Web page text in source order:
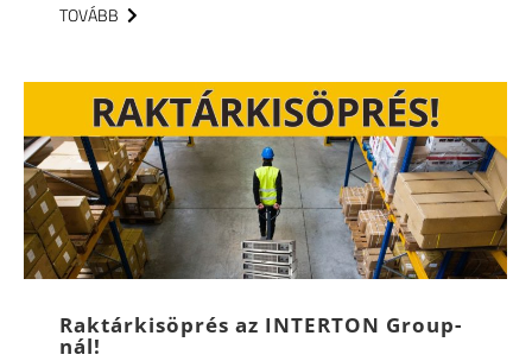
TOVÁBB
Raktárkisöprés az INTERTON Group-
nál!